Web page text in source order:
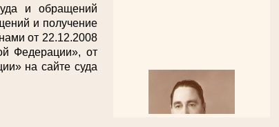
и обращений
и получение
от 22.12.2008
Федерации», от
на сайте суда